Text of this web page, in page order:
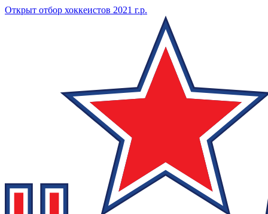
Открыт отбор хоккеистов 2021 г.р.